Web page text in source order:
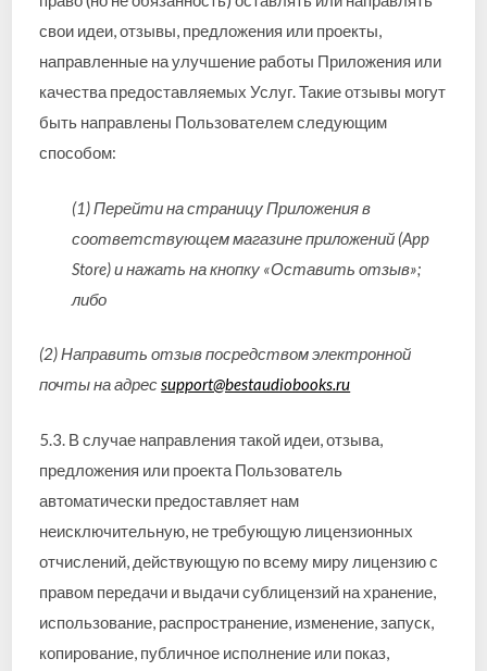
свои идеи, отзывы, предложения или проекты,
направленные на улучшение работы Приложения или
качества предоставляемых Услуг. Такие отзывы могут
быть направлены Пользователем следующим
способом:
(1) Перейти на страницу Приложения в
соответствующем магазине приложений (App
Store) и нажать на кнопку «Оставить отзыв»;
либо
(2) Направить отзыв посредством электронной
почты на адресsupport@bestaudiobooks.ru
5.3. В случае направления такой идеи, отзыва,
предложения или проекта Пользователь
автоматически предоставляет нам
неисключительную, не требующую лицензионных
отчислений, действующую по всему миру лицензию с
правом передачи и выдачи сублицензий на хранение,
использование, распространение, изменение, запуск,
копирование, публичное исполнение или показ,